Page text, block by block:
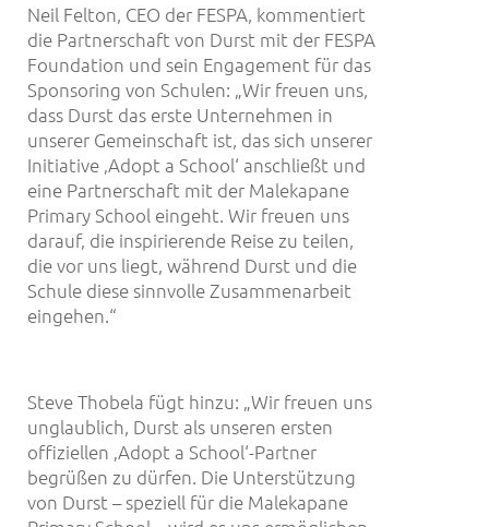
Neil Felton, CEO der FESPA, kommentiert
die Partnerschaft von Durst mit der FESPA
Foundation und sein Engagement für das
Sponsoring von Schulen: „Wir freuen uns,
dass Durst das erste Unternehmen in
unserer Gemeinschaft ist, das sich unserer
Initiative ‚Adopt a School‘ anschließt und
eine Partnerschaft mit der Malekapane
Primary School eingeht. Wir freuen uns
darauf, die inspirierende Reise zu teilen,
die vor uns liegt, während Durst und die
Schule diese sinnvolle Zusammenarbeit
eingehen.“
Steve Thobela fügt hinzu: „Wir freuen uns
unglaublich, Durst als unseren ersten
offiziellen ‚Adopt a School‘-Partner
begrüßen zu dürfen. Die Unterstützung
von Durst – speziell für die Malekapane